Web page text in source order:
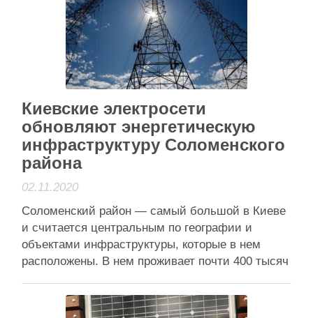
6; вул. М. Василенка, 1; ст. м. «Берестейська».
За результатами рейдів на порушників складено
Читати даліАнонси
Киевские электросети
обновляют энергетическую
инфраструктуру Соломенского
района
02.11.2020
Соломенский район — самый большой в Киеве
и считается центральным по географии и
объектами инфраструктуры, которые в нем
расположены. В нем проживает почти 400 тысяч
объекты — центральный пассажирский и
товарный вокзалы, международный аэропорт